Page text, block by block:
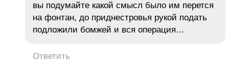
вы подумайте какой смысл было им перется
на фонтан, до приднестровья рукой подать
подложили бомжей и вся операция…
Ответить